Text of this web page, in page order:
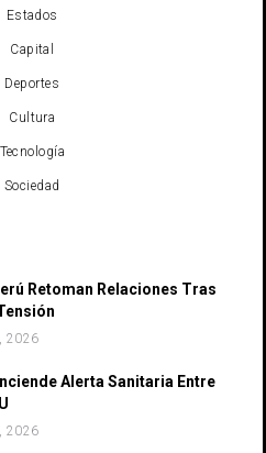
Estados
Capital
Deportes
Cultura
Tecnología
Sociedad
Retoman Relaciones Tras
2026
Alerta Sanitaria Entre
2026